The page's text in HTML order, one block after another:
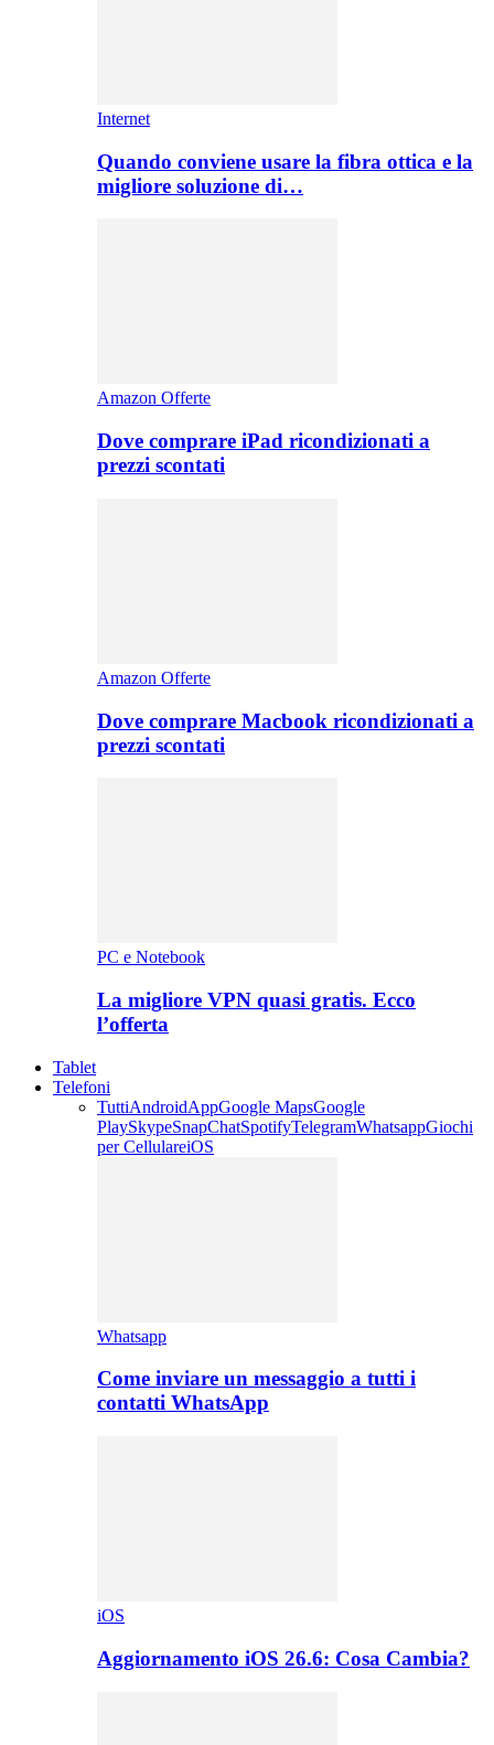
Internet
Quando conviene usare la fibra ottica e la
migliore soluzione di…
Amazon Offerte
Dove comprare iPad ricondizionati a
prezzi scontati
Amazon Offerte
Dove comprare Macbook ricondizionati a
prezzi scontati
PC e Notebook
La migliore VPN quasi gratis. Ecco
l’offerta
Tablet
Telefoni
TuttiAndroidAppGoogle MapsGoogle
PlaySkypeSnapChatSpotifyTelegramWhatsappGiochi
per CellulareiOS
Whatsapp
Come inviare un messaggio a tutti i
contatti WhatsApp
iOS
Aggiornamento iOS 26.6: Cosa Cambia?